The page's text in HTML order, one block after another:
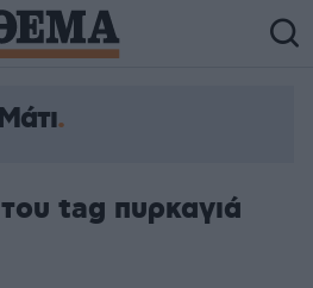
tag πυρκαγιά